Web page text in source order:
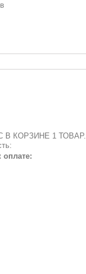
В КОРЗИНЕ 1 ТОВАР.
оплате: